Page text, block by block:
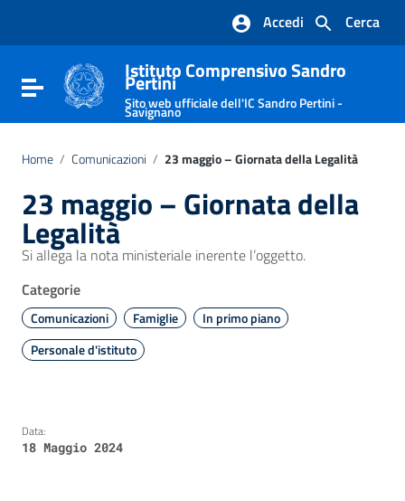
Vai al footer
Cerca
Accedi
Attiva / disattiva la navigazione
Istituto Comprensivo Sandro
Pertini
Sito web ufficiale dell'IC Sandro Pertini -
Savignano
Home / Comunicazioni / 23 maggio – Giornata della Legalità
23 maggio – Giornata della
Legalità
Si allega la nota ministeriale inerente l’oggetto.
Categorie
Comunicazioni Famiglie
In primo piano
Personale d'istituto
Data:
18 Maggio 2024